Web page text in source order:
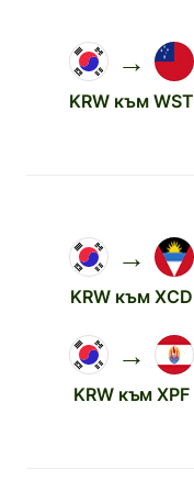
→
KRW към WST
→
KRW към XCD
→
KRW към XPF